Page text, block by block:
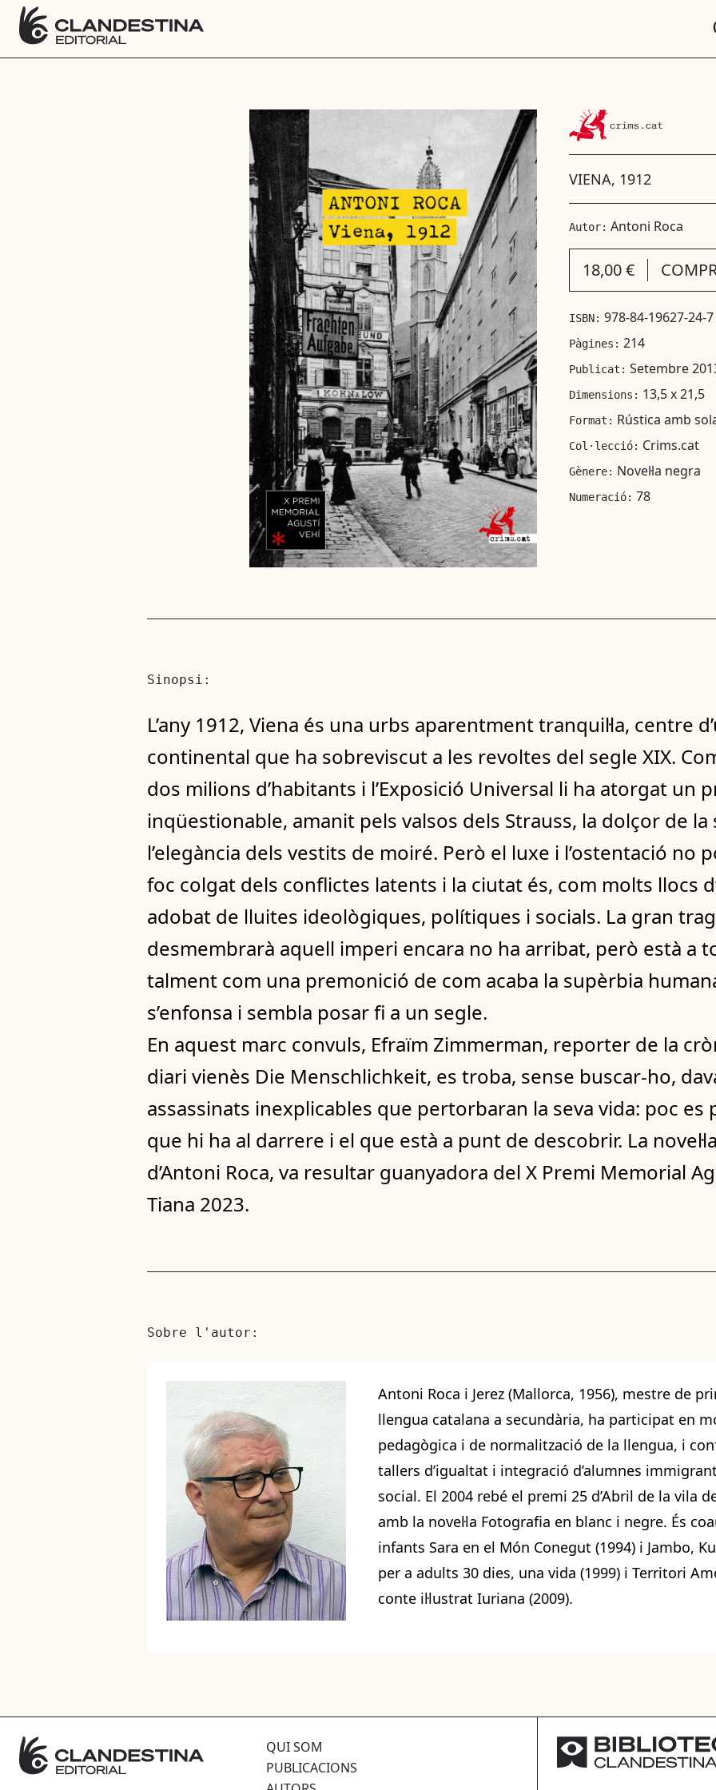
VIENA, 1912
Autor: Antoni Roca
18,00 €
ISBN: 978-84-19627-24-7
Pàgines: 214
Publicat: Setembre
Dimensions: 13,5 x 21,5
Format: Rústica amb
Col·lecció: Crims.cat
Gènere: Novel·la negra
Numeració: 78
Sinopsi:
L’any 1912, Viena és una urbs aparentment tranquil·la, centre
continental que ha sobreviscut a les revoltes del segle XIX.
dos milions d’habitants i l’Exposició Universal li ha atorgat un
inqüestionable, amanit pels valsos dels Strauss, la dolçor de
l’elegància dels vestits de moiré. Però el luxe i l’ostentació no
foc colgat dels conflictes latents i la ciutat és, com molts llocs
adobat de lluites ideològiques, polítiques i socials. La gran
desmembrarà aquell imperi encara no ha arribat, però està a
talment com una premonició de com acaba la supèrbia
s’enfonsa i sembla posar fi a un segle.
En aquest marc convuls, Efraïm Zimmerman, reporter de la
diari vienès Die Menschlichkeit, es troba, sense buscar-ho,
assassinats inexplicables que pertorbaran la seva vida: poc es
que hi ha al darrere i el que està a punt de descobrir. La
d’Antoni Roca, va resultar guanyadora del X Premi Memorial
Tiana 2023.
Sobre l'autor:
Antoni Roca i Jerez (Mallorca, 1956), mestre de
llengua catalana a secundària, ha participat en
pedagògica i de normalització de la llengua, i
tallers d’igualtat i integració d’alumnes
social. El 2004 rebé el premi 25 d’Abril de la vila
amb la novel·la Fotografia en blanc i negre. És
infants Sara en el Món Conegut (1994) i Jambo,
per a adults 30 dies, una vida (1999) i Territori
conte il·lustrat Iuriana (2009).
QUI SOM
PUBLICACIONS